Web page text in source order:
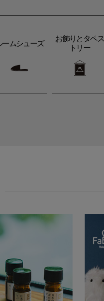
ームシューズ
お飾りとタペス
トリー